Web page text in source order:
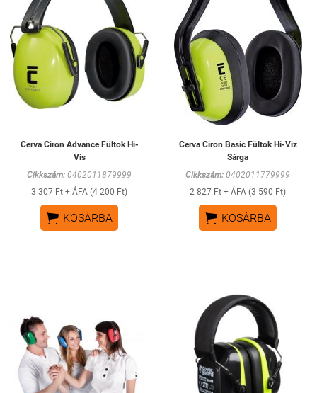
Cerva Ciron Advance Fültok Hi-
Vis
Cikkszám: 0402011879999
3 307 Ft + ÁFA (4 200 Ft)
 KOSÁRBA
Cerva Ciron Basic Fültok Hi-Viz
Sárga
Cikkszám: 0402011779999
2 827 Ft + ÁFA (3 590 Ft)
 KOSÁRBA